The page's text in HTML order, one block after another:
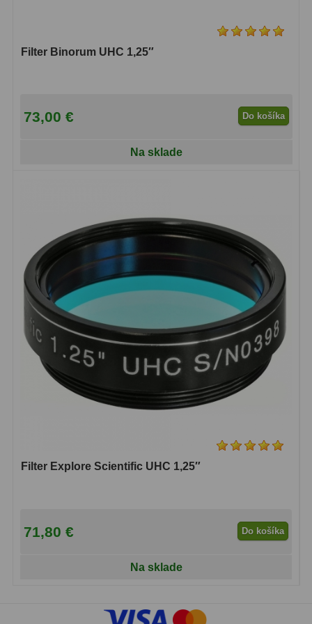
Meteostanice52
Čidlá2
Teplomery a vlhkomery15
Foto stativy
Lupy 69
Literatúra 10
Filter Binorum UHC 1,25″
73,00 € Do košíka
Na sklade
Filter Explore Scientific UHC 1,25″
71,80 € Do košíka
Na sklade